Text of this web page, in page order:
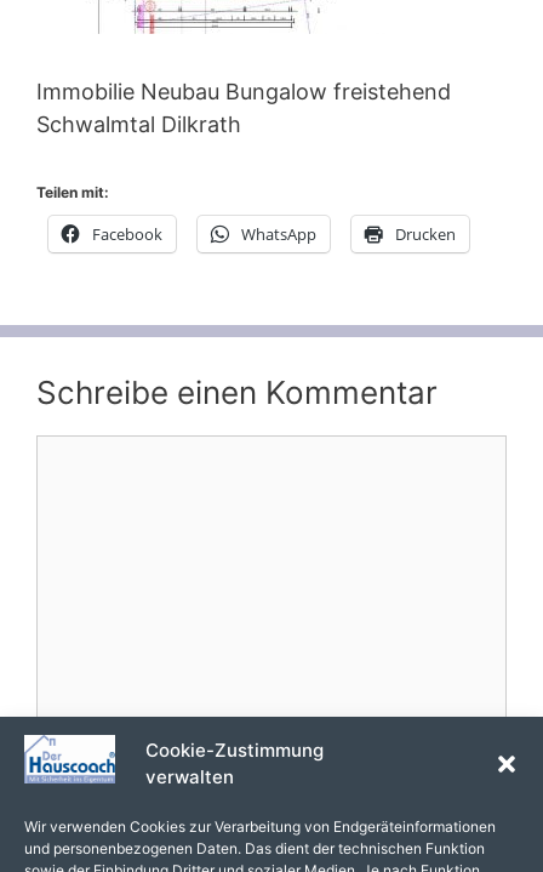
Cookie-Zustimmung
verwalten
Wir verwenden Cookies zur Verarbeitung von Endgeräteinformationen
und personenbezogenen Daten. Das dient der technischen Funktion
Immobilie Neubau Bungalow freistehend
Schwalmtal Dilkrath
Teilen mit:
Facebook WhatsApp Drucken
Schreibe einen Kommentar
Name
E-
Mail-